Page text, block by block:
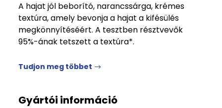
A hajat jól beborító, narancssárga, krémes
textúra, amely bevonja a hajat a kifésülés
megkönnyítéséért. A tesztben résztvevők
95%-ának tetszett a textúra*.
Tudjon meg többet
Gyártói információ